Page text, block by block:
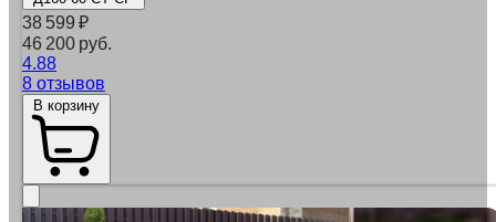
38 599 ₽
46 200 руб.
4.88
8 отзывов